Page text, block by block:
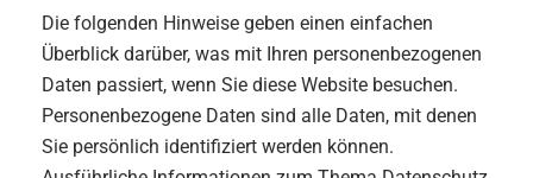
Die folgenden Hinweise geben einen einfachen
Überblick darüber, was mit Ihren personenbezogenen
Daten passiert, wenn Sie diese Website besuchen.
Personenbezogene Daten sind alle Daten, mit denen
Sie persönlich identifiziert werden können.